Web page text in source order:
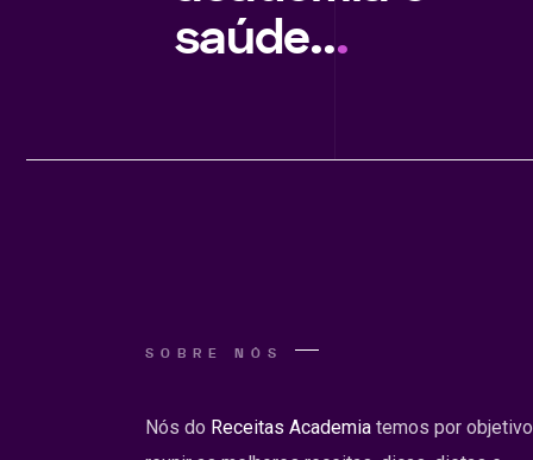
saúde...
SOBRE NÓS
Nós do Receitas Academia temos por objetivo